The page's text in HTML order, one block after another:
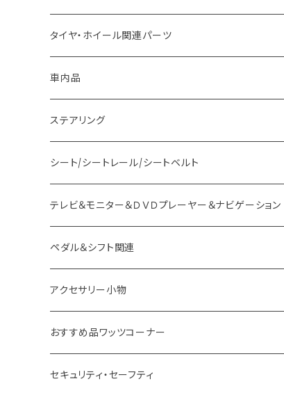
ホンダ車用 ボス
マツダ車用 ボス
ミツビシ車用 ボス
スバル車用 ボス
スズキ車用 ボス
ダイハツ車用 ボス
イスズ車用 ボス
外車用 ボス
その他
ステー
バー
フック
タイヤ・ホイール関連パーツ
車内品
ステアリング
シート/シートレール/シートベルト
テレビ＆モニター＆ＤＶＤプレーヤー＆ナビゲーション
ペダル＆シフト関連
アクセサリー小物
おすすめ品ワッツコーナー
セキュリティ・セーフティ